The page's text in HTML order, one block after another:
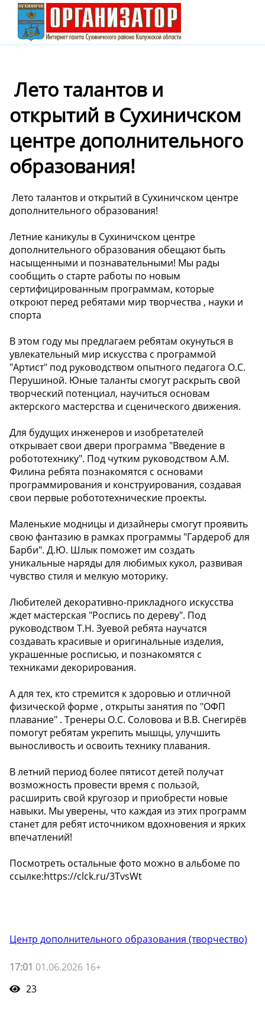
️ Лето талантов и
открытий в Сухиничском
центре дополнительного
образования!
️ Лето талантов и открытий в Сухиничском центре
дополнительного образования!
Летние каникулы в Сухиничском центре
дополнительного образования обещают быть
насыщенными и познавательными! Мы рады
сообщить о старте работы по новым
сертифицированным программам, которые
откроют перед ребятами мир творчества , науки и
спорта
В этом году мы предлагаем ребятам окунуться в
увлекательный мир искусства с программой
"Артист" под руководством опытного педагога О.С.
Перушиной. Юные таланты смогут раскрыть свой
творческий потенциал, научиться основам
актерского мастерства и сценического движения.
Для будущих инженеров и изобретателей
открывает свои двери программа "Введение в
робототехнику". Под чутким руководством А.М.
Филина ребята познакомятся с основами
программирования и конструирования, создавая
свои первые робототехнические проекты.
Маленькие модницы и дизайнеры смогут проявить
свою фантазию в рамках программы "Гардероб для
Барби". Д.Ю. Шлык поможет им создать
уникальные наряды для любимых кукол, развивая
чувство стиля и мелкую моторику.
Любителей декоративно-прикладного искусства ️
ждет мастерская "Роспись по дереву". Под
руководством Т.Н. Зуевой ребята научатся
создавать красивые и оригинальные изделия,
украшенные росписью, и познакомятся с
техниками декорирования.
А для тех, кто стремится к здоровью и отличной
физической форме , открыты занятия по "ОФП
плавание" . Тренеры О.С. Соловова и В.В. Снегирёв
помогут ребятам укрепить мышцы, улучшить
выносливость и освоить технику плавания.
В летний период более пятисот детей получат
возможность провести время с пользой,
расширить свой кругозор и приобрести новые
навыки. Мы уверены, что каждая из этих программ
станет для ребят источником вдохновения и ярких
впечатлений!
Посмотреть остальные фото можно в альбоме по
ссылке:https://clck.ru/3TvsWt
Центр дополнительного образования (творчество)
17:01 01.06.2026 16+
23